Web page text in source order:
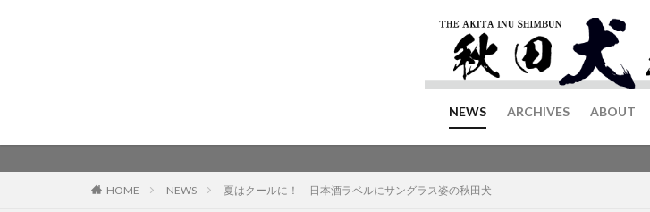
NEWS ARCHIVES ABOUT
HOME NEWS 夏はクールに！ 日本酒ラベルにサングラス姿の秋田犬